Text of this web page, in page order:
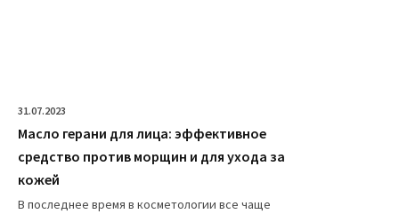
31.07.2023
Масло герани для лица: эффективное
средство против морщин и для ухода за
кожей
В последнее время в косметологии все чаще